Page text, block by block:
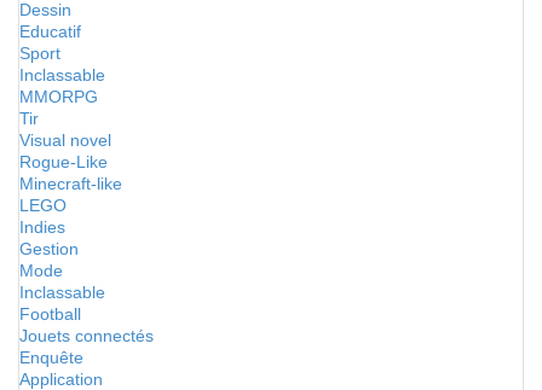
Dessin
Educatif
Sport
Inclassable
MMORPG
Tir
Visual novel
Rogue-Like
Minecraft-like
LEGO
Indies
Gestion
Mode
Inclassable
Football
Jouets connectés
Enquête
Application